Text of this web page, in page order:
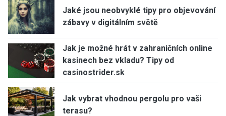
Jaké jsou neobvyklé tipy pro objevování
zábavy v digitálním světě
Jak je možné hrát v zahraničních online
kasinech bez vkladu? Tipy od
casinostrider.sk
Jak vybrat vhodnou pergolu pro vaši
terasu?